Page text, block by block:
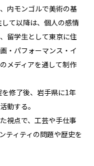
内モンゴルで美術の基
て以降は、個⼈の感情
留学⽣として東京に住
・パフォーマンス・イ
メディアを通して制作
修了後、岩⼿県に1年
動する。
視点で、⼯芸や⼿仕事
ティティの問題や歴史を